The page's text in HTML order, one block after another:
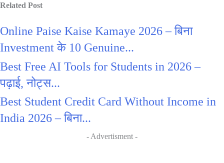
Related Post
Online Paise Kaise Kamaye 2026 – बिना
Investment के 10 Genuine...
Best Free AI Tools for Students in 2026 –
पढ़ाई, नोट्स...
Best Student Credit Card Without Income in
India 2026 – बिना...
- Advertisment -